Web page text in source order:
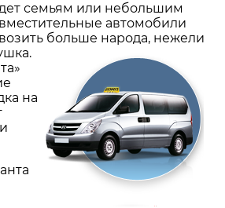
семьям или небольшим
автомобили
больше народа, нежели
на